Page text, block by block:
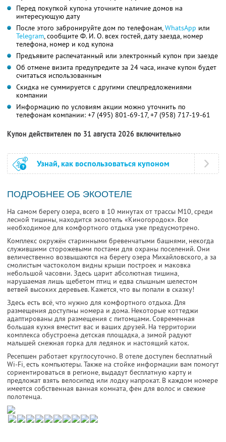
Перед покупкой купона уточните наличие домов на
интересующую дату
После этого забронируйте дом по телефонам,WhatsApp или
Telegram, сообщите Ф. И. О. всех гостей, дату заезда, номер
телефона, номер и код купона
Предъявите распечатанный или электронный купон при заезде
Об отмене визита предупредите за 24 часа, иначе купон будет
считаться использованным
Скидка не суммируется с другими спецпредложениями
компании
Информацию по условиям акции можно уточнить по
телефонам компании: +7 (495) 801-69-17, +7 (958) 717-19-61
Купон действителен по 31 августа 2026 включительно
Узнай, как воспользоваться купоном
ПОДРОБНЕЕ ОБ ЭКООТЕЛЕ
На самом берегу озера, всего в 10 минутах от трассы М10, среди
лесной тишины, находится экоотель «Киногородок». Все
необходимое для комфортного отдыха уже предусмотрено.
Комплекс окружён старинными бревенчатыми башнями, некогда
служившими сторожевыми постами для охраны поселений. Они
величественно возвышаются на берегу озера Михайловского, а за
смолистым частоколом видны крыши построек и маковка
небольшой часовни. Здесь царит абсолютная тишина,
нарушаемая лишь щебетом птиц и едва слышным шелестом
ветвей высоких деревьев. Кажется, что вы попали в сказку!
Здесь есть всё, что нужно для комфортного отдыха. Для
размещения доступны номера и дома. Некоторые коттеджи
адаптированы для размещения с питомцами. Современная
большая кухня вместит вас и ваших друзей. На территории
комплекса обустроена детская площадка, а зимой радуют
малышей снежная горка для ледянок и настоящий каток.
Ресепшен работает круглосуточно. В отеле доступен бесплатный
Wi-Fi, есть компьютеры. Также на стойке информации вам помогут
сориентироваться в регионе, выдадут бесплатную карту и
предложат взять велосипед или лодку напрокат. В каждом номере
имеется собственная ванная комната, фен для волос и свежие
полотенца.